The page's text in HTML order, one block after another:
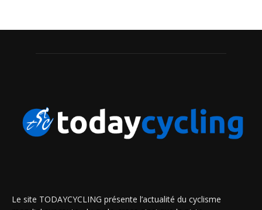
Le site TODAYCYCLING présente l’actualité du cyclisme